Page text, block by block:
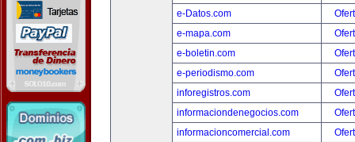
e-Datos.com
e-mapa.com
e-boletin.com
e-periodismo.com
inforegistros.com
informaciondenegocios.com
informacioncomercial.com